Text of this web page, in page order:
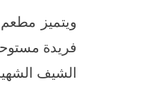
ويتميز
فريدة
الشيف